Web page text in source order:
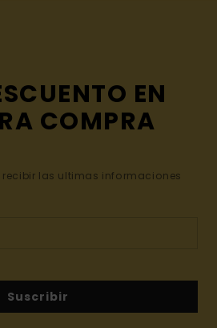
EN
COMPRA
las ultimas informaciones
Suscribir